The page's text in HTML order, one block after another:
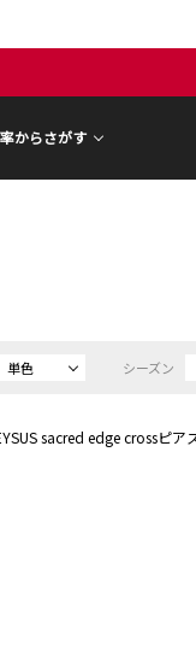
からさがす
単色 シーズン